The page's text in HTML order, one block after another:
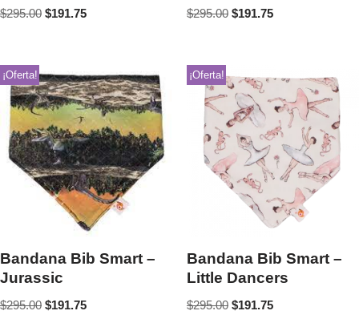
$295.00 $191.75 $295.00 $191.75
¡Oferta!
Bandana Bib Smart –
Jurassic
$295.00 $191.75
¡Oferta!
Bandana Bib Smart –
Little Dancers
$295.00 $191.75